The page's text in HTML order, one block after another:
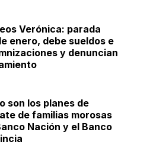
Verónica: parada
enero, debe sueldos e
y denuncian
son los planes de
de familias morosas
Nación y el Banco